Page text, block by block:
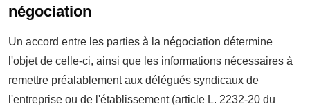
négociation
Un accord entre les parties à la négociation détermine
l'objet de celle-ci, ainsi que les informations nécessaires à
remettre préalablement aux délégués syndicaux de
l'entreprise ou de l'établissement (article L. 2232-20 du